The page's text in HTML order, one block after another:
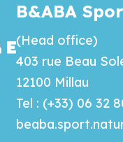
B&ABA
(Head office)
403 rue Beau
12100 Millau
Tel : (+33) 06 32